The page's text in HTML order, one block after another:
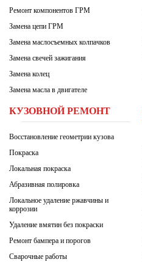
Ремонт компонентов ГРМ
Замена цепи ГРМ
Замена маслосъемных колпачков
Замена свечей зажигания
Замена колец
Замена масла в двигателе
КУЗОВНОЙ РЕМОНТ
Восстановление геометрии кузова
Покраска
Локальная покраска
Абразивная полировка
Локальное удаление ржавчины и
коррозии
Удаление вмятин без покраски
Ремонт бампера и порогов
Сварочные работы